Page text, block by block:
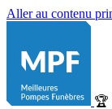
Aller au contenu
🏆